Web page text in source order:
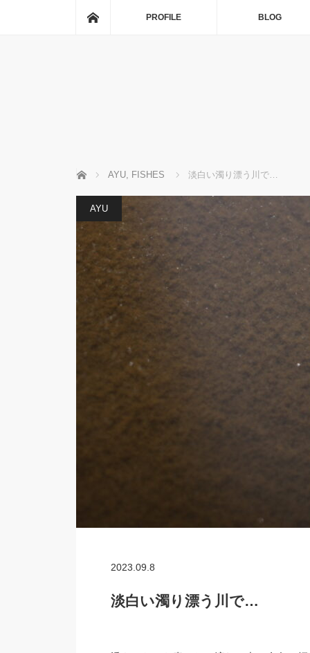
PROFILE BLOG
ホーム AYU, FISHES 淡白い濁り漂う川で…
AYU
2023.09.8
淡白い濁り漂う川で…